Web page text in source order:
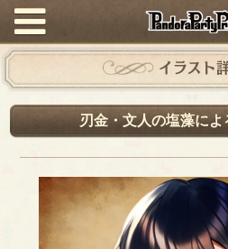
イラスト
刃金・文人の塩藻に